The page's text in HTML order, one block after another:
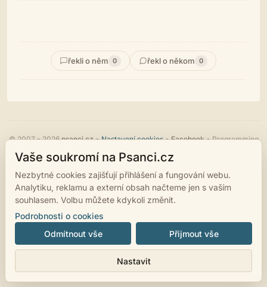
řekli o něm 0 řekl o někom 0
© 2007 - 2026psanci.cz•Nastavení cookies•Facebook• Programming
Vaše soukromí na Psanci.cz
Nezbytné cookies zajišťují přihlášení a fungování webu.
Analytiku, reklamu a externí obsah načteme jen s vaším
souhlasem. Volbu můžete kdykoli změnit.
Podrobnosti o cookies
Odmítnout vše
Nastavit
Přijmout vše